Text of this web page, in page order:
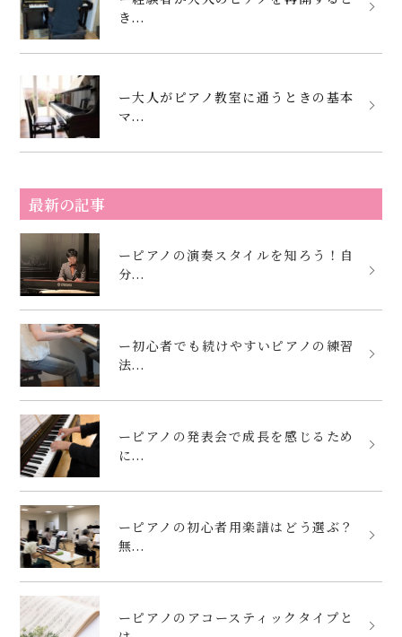
き...
ー大人がピアノ教室に通うときの基本
マ...
最新の記事
ーピアノの演奏スタイルを知ろう！自
分...
ー初心者でも続けやすいピアノの練習
法...
ーピアノの発表会で成長を感じるため
に...
ーピアノの初心者用楽譜はどう選ぶ？
無...
ーピアノのアコースティックタイプと